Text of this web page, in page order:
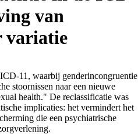
van
variatie
11, waarbij genderincongruentie
stoornissen naar een nieuwe
health." De reclassificatie was
implicaties: het vermindert het
die een psychiatrische